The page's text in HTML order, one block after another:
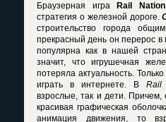
Браузерная игра Rail Nation
стратегия о железной дороге.
строительство города
прекрасный день он перерос в
популярна как в нашей
значит, что игрушечная
потеряла актуальность. Только
играть в интернете. В Rail
взрослые, так и дети.
красивая графическая
анимация движения, то